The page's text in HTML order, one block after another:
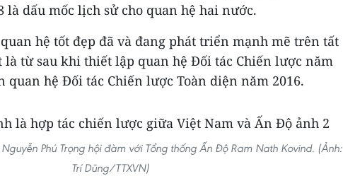
là dấu mốc lịch sử cho quan hệ hai nước.
hệ tốt đẹp đã và đang phát triển mạnh mẽ trên tất
là từ sau khi thiết lập quan hệ Đối tác Chiến lược năm
quan hệ Đối tác Chiến lược Toàn diện năm 2016.
Phú Trọng hội đàm với Tổng thống Ấn Độ Ram Nath Kovind. (Ảnh:
Trí Dũng/TTXVN)